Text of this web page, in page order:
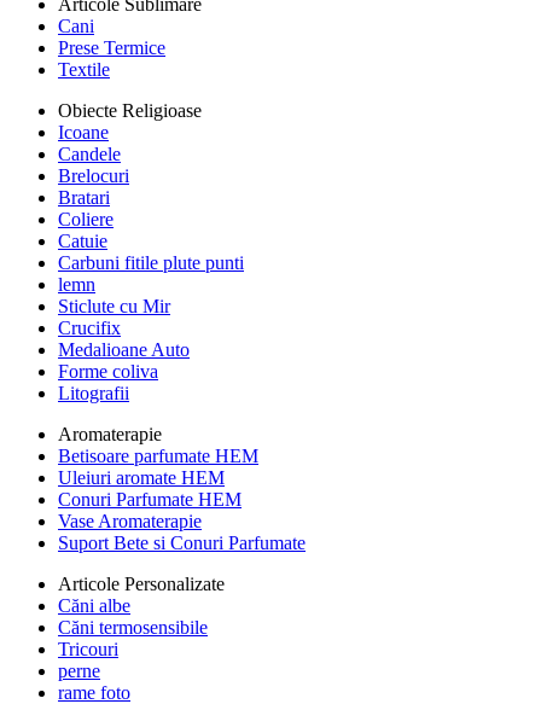
Articole Sublimare
Cani
Prese Termice
Textile
Obiecte Religioase
Icoane
Candele
Brelocuri
Bratari
Coliere
Catuie
Carbuni fitile plute punti
lemn
Sticlute cu Mir
Crucifix
Medalioane Auto
Forme coliva
Litografii
Aromaterapie
Betisoare parfumate HEM
Uleiuri aromate HEM
Conuri Parfumate HEM
Vase Aromaterapie
Suport Bete si Conuri Parfumate
Articole Personalizate
Căni albe
Căni termosensibile
Tricouri
perne
rame foto